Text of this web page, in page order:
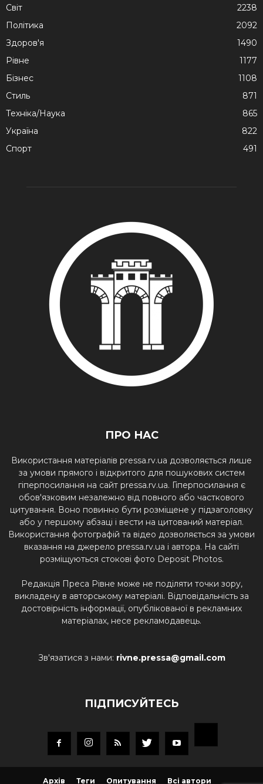
Cвіт
2238
Політика
2092
Здоров'я
1490
Рівне
1177
Бізнес
1108
Стиль
871
Техніка/Наука
865
Україна
822
Спорт
491
ПРО НАС
Використання матеріалів pressa.rv.ua дозволяється лише
за умови прямого і відкритого для пошукових систем
гіперпосилання на сайт pressa.rv.ua. Гіперпосилання є
обов'язковим незалежно від повного або часткового
цитування. Воно повинно бути розміщене у підзаголовку
або у першому абзаці і вести на цитований матеріал.
Використання фотографій та відео дозволяється за умови
вказання на джерело pressa.rv.ua і автора. На сайті
розміщуються стокові фото Deposit Photos.
Редакція Преса Рівне може не поділяти точки зору,
викладену в авторському матеріалі. Відповідальність за
достовірність інформації, опублікованої в рекламних
матеріалах, несе рекламодавець.
Зв'язатися з нами: rivne.pressa@gmail.com
ПІДПИСУЙТЕСЬ
Архів Теги Опитування Всі автори